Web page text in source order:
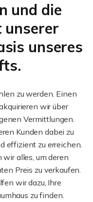
und die
unserer
unseres
zu werden. Einen
wir über
Vermittlungen.
Kunden dabei zu
effizient zu erreichen.
alles, um deren
Preis zu verkaufen.
wir dazu, Ihre
zu finden.